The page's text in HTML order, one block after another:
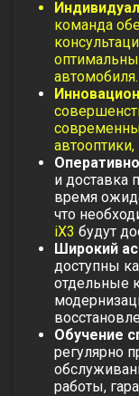
команда
автомобиля.
автооптики,
и доставка
время
что
iX3 будут
Широкий
доступны
отдельные
Обучение
регулярно
работы,